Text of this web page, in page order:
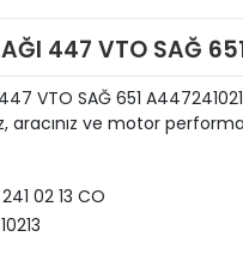
447 VTO SAĞ
VTO SAĞ 651
aracınız ve motor
02 13 CO